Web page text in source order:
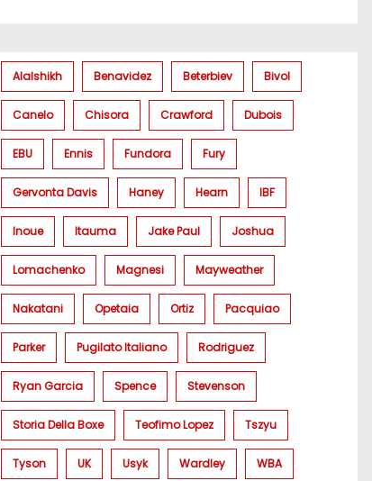
Alalshikh Benavidez Beterbiev Bivol
Canelo Chisora Crawford Dubois
EBU Ennis Fundora Fury
Gervonta Davis Haney Hearn IBF
Inoue Itauma Jake Paul Joshua
Lomachenko Magnesi Mayweather
Nakatani Opetaia Ortiz Pacquiao
Parker Pugilato Italiano Rodriguez
Ryan Garcia Spence Stevenson
Storia Della Boxe Teofimo Lopez Tszyu
Tyson UK Usyk Wardley WBA